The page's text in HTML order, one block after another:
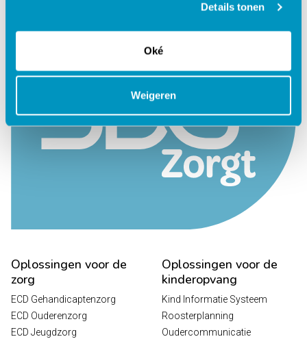
Details tonen
Oké
Weigeren
Oplossingen voor de
zorg
ECD Gehandicaptenzorg
ECD Ouderenzorg
ECD Jeugdzorg
Oplossingen voor de
kinderopvang
Kind Informatie Systeem
Roosterplanning
Oudercommunicatie